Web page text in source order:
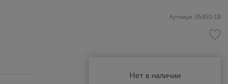
Выйти
Артикул: 05450-18
Нет в наличии